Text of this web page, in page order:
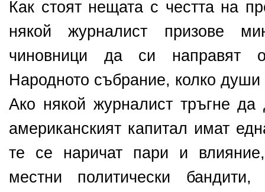
Как стоят нещата с честта на
някой журналист призове
чиновници да си направят
Народното събрание, колко
Ако някой журналист тръгне да
американският капитал имат
те се наричат пари и
местни политически